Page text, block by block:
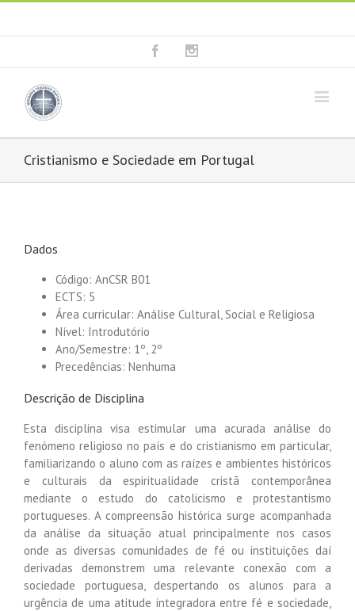
Facebook
Cristianismo e Sociedade em Portugal
Dados
Código: AnCSR B01
ECTS: 5
Área curricular: Análise Cultural, Social e Religiosa
Nível: Introdutório
Ano/Semestre: 1º, 2º
Precedências: Nenhuma
Descrição de Disciplina
Esta disciplina visa estimular uma acurada análise do
fenómeno religioso no país e do cristianismo em particular,
familiarizando o aluno com as raízes e ambientes históricos
e culturais da espiritualidade cristã contemporânea
mediante o estudo do catolicismo e protestantismo
portugueses. A compreensão histórica surge acompanhada
da análise da situação atual principalmente nos casos
onde as diversas comunidades de fé ou instituições daí
derivadas demonstrem uma relevante conexão com a
sociedade portuguesa, despertando os alunos para a
urgência de uma atitude integradora entre fé e sociedade,